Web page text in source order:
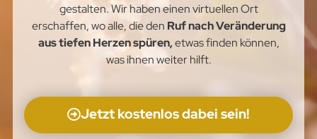
gestalten. Wir haben einen virtuellen Ort
erschaffen, wo alle, die den Ruf nach Veränderung
aus tiefen Herzen spüren,etwas finden können,
was ihnen weiter hilft.
Jetzt kostenlos dabei sein!